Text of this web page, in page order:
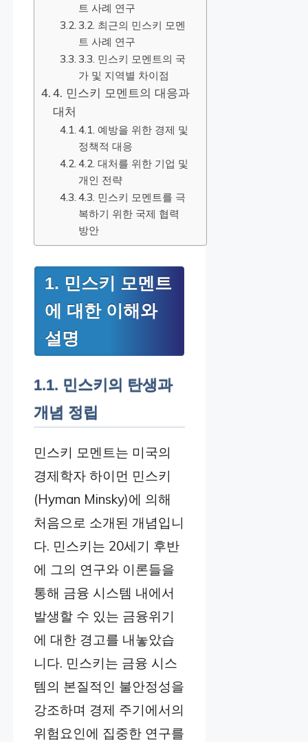
트 사례 연구
3.2. 최근의 민스키 모멘
트 사례 연구
3.3. 민스키 모멘트의 국
가 및 지역별 차이점
4. 민스키 모멘트의 대응과
대처
4.1. 예방을 위한 경제 및
정책적 대응
4.2. 대처를 위한 기업 및
개인 전략
4.3. 민스키 모멘트를 극
복하기 위한 국제 협력
방안
1. 민스키 모멘트
에 대한 이해와
설명
1.1. 민스키의 탄생과
개념 정립
민스키 모멘트는 미국의
경제학자 하이먼 민스키
(Hyman Minsky)에 의해
처음으로 소개된 개념입니
다. 민스키는 20세기 후반
에 그의 연구와 이론들을
통해 금융 시스템 내에서
발생할 수 있는 금융위기
에 대한 경고를 내놓았습
니다. 민스키는 금융 시스
템의 본질적인 불안정성을
강조하며 경제 주기에서의
위험요인에 집중한 연구를